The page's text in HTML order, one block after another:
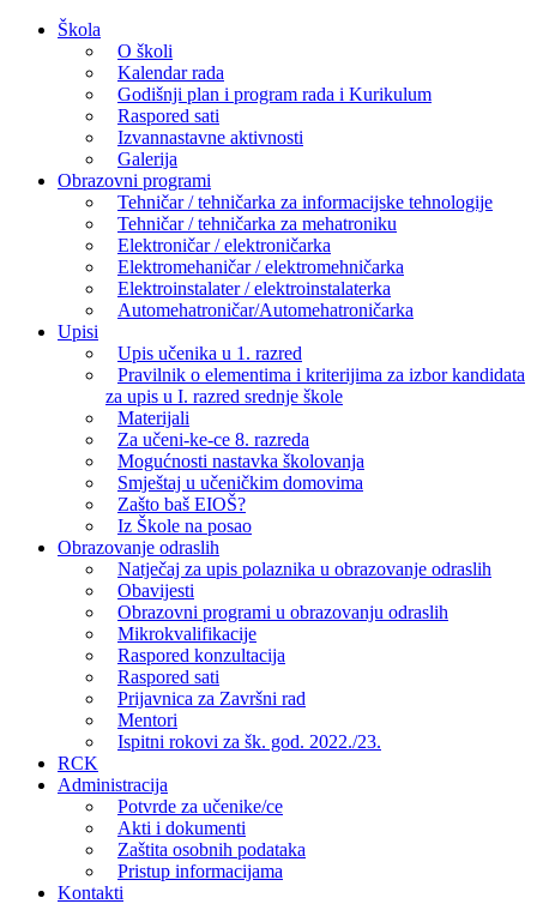
Skip
Škola
O školi
Kalendar rada
Godišnji plan i program rada i Kurikulum
Raspored sati
Izvannastavne aktivnosti
Galerija
Obrazovni programi
Tehničar / tehničarka za informacijske tehnologije
Tehničar / tehničarka za mehatroniku
Elektroničar / elektroničarka
Elektromehaničar / elektromehničarka
Elektroinstalater / elektroinstalaterka
Automehatroničar/Automehatroničarka
Upisi
Upis učenika u 1. razred
Pravilnik o elementima i kriterijima za izbor kandidata
za upis u I. razred srednje škole
Materijali
Za učeni-ke-ce 8. razreda
Mogućnosti nastavka školovanja
Smještaj u učeničkim domovima
Zašto baš EIOŠ?
Iz Škole na posao
Obrazovanje odraslih
Natječaj za upis polaznika u obrazovanje odraslih
Obavijesti
Obrazovni programi u obrazovanju odraslih
Mikrokvalifikacije
Raspored konzultacija
Raspored sati
Prijavnica za Završni rad
Mentori
Ispitni rokovi za šk. god. 2022./23.
RCK
Administracija
Potvrde za učenike/ce
Akti i dokumenti
Zaštita osobnih podataka
Pristup informacijama
Kontakti